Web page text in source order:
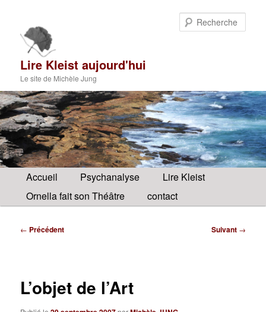
contenu
principal
Lire Kleist aujourd'hui
Le site de Michèle Jung
Menu
principal
Accueil Psychanalyse
Lire Kleist
Ornella fait son Théâtre
contact
Navigation
← Précédent Suivant →
L’objet de l’Art